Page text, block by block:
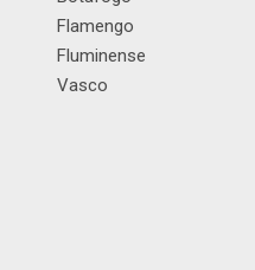
Flamengo
Fluminense
Vasco